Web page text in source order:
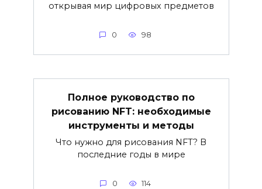
открывая мир цифровых предметов
0 98
Полное руководство по
рисованию NFT: необходимые
инструменты и методы
Что нужно для рисования NFT? В
последние годы в мире
0 114